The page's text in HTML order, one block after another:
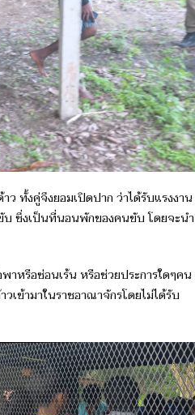
ทั้งคู่จึงยอมเปิดปาก ว่าได้รับแรงงาน
บ ซึ่งเป็นที่นอนพักของคนขับ โดยจะนำ
หรือซ่อนเร้น หรือช่วยประการใดๆคน
เข้ามาในราชอาณาจักรโดยไม่ได้รับ